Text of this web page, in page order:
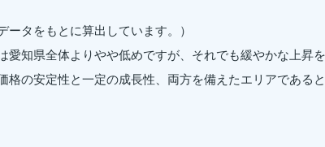
ータをもとに算出しています。）
知県全体よりやや低めですが、それでも緩やかな上昇を
の安定性と一定の成長性、両方を備えたエリアであると